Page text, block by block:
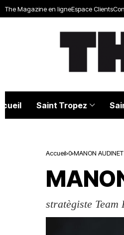
The Magazine en ligneEspace Clients
Saint Tropez
Accueil 0 MANON AUDINET
stratègiste Team